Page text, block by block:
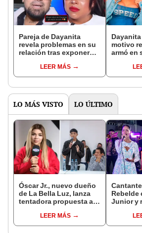
Pareja de Dayanita
revela problemas en su
relación tras exponer
enfrenta depresión:
“Hemos peleado”
LEER MÁS
motivo
armó en
muñeco
LO MÁS VISTO LO ÚLTIMO
Óscar Jr., nuevo dueño
de La Bella Luz, lanza
tentadora propuesta a
denuncia por
tocamientos: “Va a
LEER MÁS
Rebelde
Junior y
tras
de La